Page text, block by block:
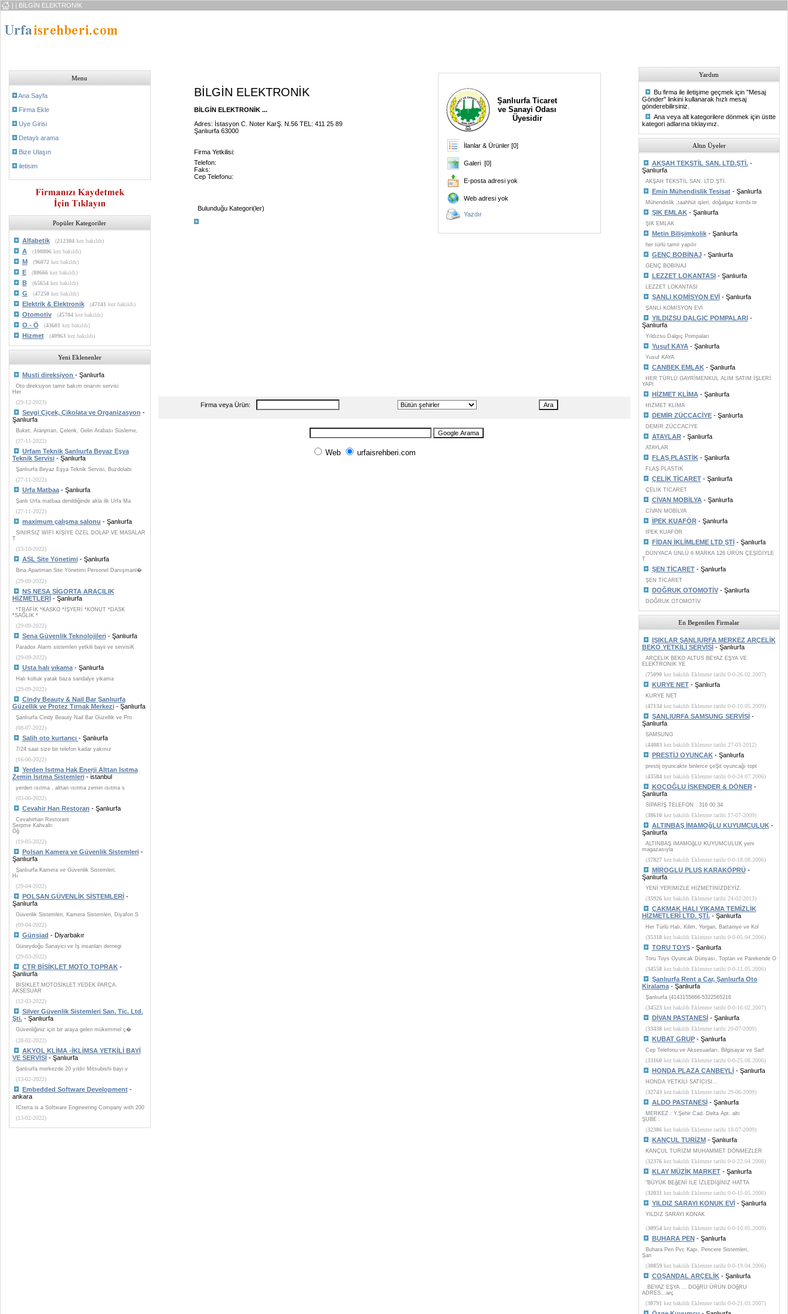
| | BİLGİN ELEKTRONİK
Menu
Ana Sayfa
Firma Ekle
Uye Girisi
Detaylı arama
Bize Ulaşın
iletisim
Popüler Kategoriler
Alfabetik (212304kez bakıldı)
A (100806kez bakıldı)
M (96072kez bakıldı)
E (80666kez bakıldı)
B (65654kez bakıldı)
G (47250kez bakıldı)
Elektrik & Elektronik (47141 kez bakıldı)
Otomotiv (45704kez bakıldı)
O - Ö (43601 kez bakıldı)
Hizmet (40963kez bakıldı)
Yeni Eklenenler
Musti direksiyon - Şanlıurfa
Oto direksiyon tamir bakım onarım servisi
Her
(29-12-2023)
Sevgi Çiçek, Çikolata ve Organizasyon -
Şanlıurfa
Buket, Aranjman, Çelenk, Gelin Arabası Süsleme,
(27-11-2022)
Urfam Teknik Şanlıurfa Beyaz Eşya
Teknik Servisi- Şanlıurfa
Şanlıurfa Beyaz Eşya Teknik Servisi, Buzdolabı
(27-11-2022)
Urfa Matbaa- Şanlıurfa
Şanlı Urfa matbaa denildiğinde akla ilk Urfa Ma
(27-11-2022)
maximum çalışma salonu - Şanlıurfa
SINIRSIZ WİFİ KİŞİYE ÖZEL DOLAP VE MASALAR
T
(13-10-2022)
ASL Site Yönetimi- Şanlıurfa
Bina Apartman Site Yönetimi Personel Danışmanl�
(29-09-2022)
NS NESA SİGORTA ARACILIK
HİZMETLERİ- Şanlıurfa
*TRAFİK *KASKO *İŞYERİ *KONUT *DASK
*SAĞLIK *
(29-09-2022)
Sena Güvenlik Teknolojileri- Şanlıurfa
Paradox Alarm sistemleri yetkili bayii ve servisiK
(29-09-2022)
Usta halı yıkama- Şanlıurfa
Halı koltuk yatak baza sandalye yikama
(29-09-2022)
Cindy Beauty & Nail Bar Şanlıurfa
Güzellik ve Protez Tırnak Merkezi- Şanlıurfa
Şanlıurfa Cindy Beauty Nail Bar Güzellik ve Pro
(08-07-2022)
Salih oto kurtarıcı - Şanlıurfa
7/24 saat size bir telefon kadar yakınız
(16-06-2022)
Yerden Isıtma Hak Enerji Alttan Isıtma
Zemin Isıtma Sistemleri- istanbul
yerden ısıtma , alttan ısıtma zemin ısıtma s
(03-06-2022)
Cevahir Han Restoran - Şanlıurfa
Cevahirhan Restorant
Serpme Kahvaltı
Öğ
(19-05-2022)
Polsan Kamera ve Güvenlik Sistemleri-
Şanlıurfa
Şanlıurfa Kamera ve Güvenlik Sistemleri,
Hı
(29-04-2022)
POLSAN GÜVENLİK SİSTEMLERİ-
Şanlıurfa
Güvenlik Sistemleri, Kamera Sistemleri, Diyafon S
(09-04-2022)
Günsiad - Diyarbakır
Güneydoğu Sanayici ve İş insanları dernegi
(29-03-2022)
CTR BİSİKLET MOTO TOPRAK-
Şanlıurfa
BİSİKLET.MOTOSİKLET.YEDEK PARÇA.
AKSESUAR
(12-03-2022)
Silver Güvenlik Sistemleri San. Tic. Ltd.
Şti.- Şanlıurfa
Güvenliğiniz için bir araya gelen mükemmel ç�
(28-02-2022)
AKYOL KLİMA -İKLİMSA YETKİLİ BAYİ
VE SERVİSİ- Şanlıurfa
Şanlıurfa merkezde 20 yıldır Mitsubishi bayi v
(13-02-2022)
Embedded Software Development-
ankara
ICterra is a Software Engineering Company with 200
(13-02-2022)
BİLGİN ELEKTRONİK
BİLGİN ELEKTRONİK ...
Adres: İstasyon C. Noter KarŞ. N.56 TEL: 411 25 89
Şanlıurfa 63000
Firma Yetkilisi:
Telefon:
Faks:
Cep Telefonu:
Bulunduğu Kategori(ler)
Şanlıurfa Ticaret
ve Sanayi Odası
Üyesidir
İlanlar & Ürünler [0]
Galeri [0]
E-posta adresi yok
Web adresi yok
Yazdır
Firma veya Ürün:
Web urfaisrehberi.com
Yardım
Bu firma ile iletişime geçmek için "Mesaj
Gönder" linkini kullanarak hızlı mesaj
gönderebilirsiniz.
Ana veya alt kategorilere dönmek için üstte
kategori adlarına tıklayınız.
Altın Üyeler
AKŞAH TEKSTİL SAN. LTD.ŞTİ.-
Şanlıurfa
AKŞAH TEKSTİL SAN. LTD.ŞTİ.
Emin Mühendislik Tesisat- Şanlıurfa
Mühendislik ,taahhüt işleri, doğalgaz kombi te
ŞIK EMLAK- Şanlıurfa
ŞIK EMLAK
Metin Bilişimkolik- Şanlıurfa
her türlü tamir yapılır
GENÇ BOBİNAJ- Şanlıurfa
GENÇ BOBİNAJ
LEZZET LOKANTASI- Şanlıurfa
LEZZET LOKANTASI
ŞANLI KOMİSYON EVİ- Şanlıurfa
ŞANLI KOMİSYON EVİ
YILDIZSU DALGIC POMPALARI-
Şanlıurfa
Yıldızsu Dalgıç Pompaları
Yusuf KAYA - Şanlıurfa
Yusuf KAYA
CANBEK EMLAK- Şanlıurfa
HER TÜRLÜ GAYRİMENKUL ALIM SATIM İŞLERİ
YAPI
HİZMET KLİMA - Şanlıurfa
HİZMET KLİMA
DEMİR ZÜCCACİYE- Şanlıurfa
DEMİR ZÜCCACİYE
ATAYLAR- Şanlıurfa
ATAYLAR
FLAŞ PLASTİK- Şanlıurfa
FLAŞ PLASTİK
ÇELİK TİCARET- Şanlıurfa
ÇELİK TİCARET
CİVAN MOBİLYA - Şanlıurfa
CİVAN MOBİLYA
İPEK KUAFÖR- Şanlıurfa
İPEK KUAFÖR
FİDAN İKLİMLEME LTD ŞTİ- Şanlıurfa
DÜNYACA ÜNLÜ 6 MARKA 126 ÜRÜN ÇEŞİDİYLE
T
ŞEN TİCARET- Şanlıurfa
ŞEN TİCARET
DOĞRUK OTOMOTİV- Şanlıurfa
DOĞRUK OTOMOTİV
En Begenilen Firmalar
IŞIKLAR ŞANLIURFA MERKEZ ARÇELİK
BEKO YETKİLİ SERVİSİ- Şanlıurfa
ARÇELİK BEKO ALTUS BEYAZ EŞYA VE
ELEKTRONİK YE
(75090kez bakıldı Eklenme tarihi 0-0-26.02.2007)
KURYE NET- Şanlıurfa
KURYE NET
(47134kez bakıldı Eklenme tarihi 0-0-10.05.2009)
ŞANLIURFA SAMSUNG SERVİSİ-
Şanlıurfa
SAMSUNG
(44083kez bakıldı Eklenme tarihi 27-03-2012)
PRESTİJ OYUNCAK- Şanlıurfa
prestij oyuncakte binlerce çeŞit oyuncağı topt
(43584kez bakıldı Eklenme tarihi 0-0-24.07.2006)
KOÇOĞLU İSKENDER & DÖNER-
Şanlıurfa
SİPARİŞ TELEFON : 316 00 34
(38610kez bakıldı Eklenme tarihi 17-07-2009)
ALTINBAŞ İMAMOğLU KUYUMCULUK-
Şanlıurfa
ALTINBAŞ İMAMOğLU KUYUMCULUK yeni
magazasıyla
(37827kez bakıldı Eklenme tarihi 0-0-18.08.2006)
MİROGLU PLUS KARAKÖPRÜ-
Şanlıurfa
YENİ YERİMİZLE HİZMETİNİZDEYİZ.
(35926kez bakıldı Eklenme tarihi 24-02-2013)
ÇAKMAK HALI YIKAMA TEMİZLİK
HİZMETLERİ LTD. ŞTİ.- Şanlıurfa
Her Türlü Halı, Kilim, Yorgan, Battaniye ve Kol
(35318kez bakıldı Eklenme tarihi 0-0-05.04.2006)
TORU TOYS- Şanlıurfa
Toru Toys Oyuncak Dünyası, Toptan ve Parekende O
(34558kez bakıldı Eklenme tarihi 0-0-11.05.2006)
Şanlıurfa Rent a Car, Şanlıurfa Oto
Kiralama- Şanlıurfa
Şanlıurfa (4143155666-5322565216
(34523kez bakıldı Eklenme tarihi 0-0-16.02.2007)
DİVAN PASTANESİ- Şanlıurfa
(33438kez bakıldı Eklenme tarihi 20-07-2009)
KUBAT GRUP- Şanlıurfa
Cep Telefonu ve Aksesuarları, Bilgisayar ve Sarf
(33160kez bakıldı Eklenme tarihi 0-0-25.08.2006)
HONDA PLAZA CANBEYLİ- Şanlıurfa
HONDA YETKİLİ SATICISI...
(32743kez bakıldı Eklenme tarihi 29-06-2009)
ALDO PASTANESİ- Şanlıurfa
MERKEZ : Y.Şehir Cad. Delta Apt. altı
ŞUBE :
(32386kez bakıldı Eklenme tarihi 18-07-2009)
KANÇUL TURİZM- Şanlıurfa
KANÇUL TURİZM MUHAMMET DÖNMEZLER
(32376kez bakıldı Eklenme tarihi 0-0-22.04.2008)
KLAY MÜZİK MARKET- Şanlıurfa
"BÜYÜK BEğENİ İLE İZLEDİğİNİZ HATTA
(32031 kez bakıldı Eklenme tarihi 0-0-15.05.2006)
YILDIZ SARAYI KONUK EVİ- Şanlıurfa
YILDIZ SARAYI KONAK
(30954kez bakıldı Eklenme tarihi 0-0-10.05.2009)
BUHARA PEN- Şanlıurfa
Buhara Pen Pvc Kapı, Pencere Sistemleri,
Şan
(30859kez bakıldı Eklenme tarihi 0-0-19.04.2006)
COŞANDAL ARÇELİK- Şanlıurfa
BEYAZ EŞYA ... DOğRU ÜRÜN DOğRU
ADRES...arç
(30791 kez bakıldı Eklenme tarihi 0-0-21.03.2007)